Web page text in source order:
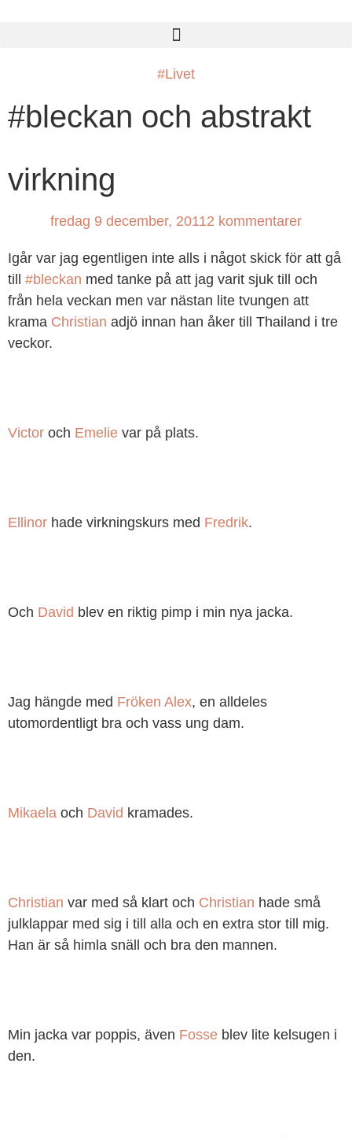
#Livet
#bleckan och abstrakt
virkning
fredag 9 december, 20112 kommentarer
Igår var jag egentligen inte alls i något skick för att gå
till #bleckan med tanke på att jag varit sjuk till och
från hela veckan men var nästan lite tvungen att
krama Christian adjö innan han åker till Thailand i tre
veckor.
Victor och Emelie var på plats.
Ellinor hade virkningskurs med Fredrik.
Och David blev en riktig pimp i min nya jacka.
Jag hängde med Fröken Alex, en alldeles
utomordentligt bra och vass ung dam.
Mikaela och David kramades.
Christian var med så klart och Christian hade små
julklappar med sig i till alla och en extra stor till mig.
Han är så himla snäll och bra den mannen.
Min jacka var poppis, även Fosse blev lite kelsugen i
den.